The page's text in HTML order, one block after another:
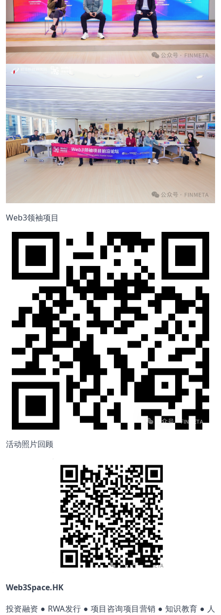
Web3领袖项目
活动照片回顾
Web3Space.HK
投资融资 ● RWA发行 ● 项目咨询项目营销 ● 知识教育 ● 人